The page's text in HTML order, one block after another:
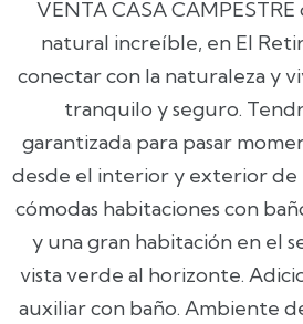
VENTA CASA
natural increíble, en El
conectar con la naturaleza y
tranquilo y seguro.
garantizada para pasar
desde el interior y exterior de
cómodas habitaciones con
y una gran habitación en el
vista verde al horizonte.
auxiliar con baño. Ambiente